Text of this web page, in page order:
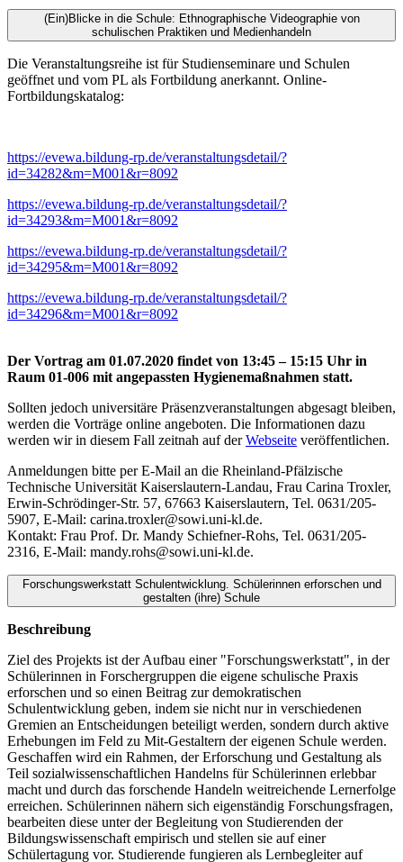
(Ein)Blicke in die Schule: Ethnographische Videographie von
schulischen Praktiken und Medienhandeln
Die Veranstaltungsreihe ist für Studienseminare und Schulen
geöffnet und vom PL als Fortbildung anerkannt. Online-
Fortbildungskatalog:
https://evewa.bildung-rp.de/veranstaltungsdetail/?
id=34282&m=M001&r=8092
https://evewa.bildung-rp.de/veranstaltungsdetail/?
id=34293&m=M001&r=8092
https://evewa.bildung-rp.de/veranstaltungsdetail/?
id=34295&m=M001&r=8092
https://evewa.bildung-rp.de/veranstaltungsdetail/?
id=34296&m=M001&r=8092
Der Vortrag am 01.07.2020 findet von 13:45 – 15:15 Uhr in
Raum 01-006 mit angepassten Hygienemaßnahmen statt.
Sollten jedoch universitäre Präsenzveranstaltungen abgesagt bleiben,
werden die Vorträge online angeboten. Die Informationen dazu
werden wir in diesem Fall zeitnah auf derWebseite veröffentlichen.
Anmeldungen bitte per E-Mail an die Rheinland-Pfälzische
Technische Universität Kaiserslautern-Landau, Frau Carina Troxler,
Erwin-Schrödinger-Str. 57, 67663 Kaiserslautern, Tel. 0631/205-
5907, E-Mail: carina.troxler@sowi.uni-kl.de.
Kontakt: Frau Prof. Dr. Mandy Schiefner-Rohs, Tel. 0631/205-
2316, E-Mail: mandy.rohs@sowi.uni-kl.de.
Forschungswerkstatt Schulentwicklung. Schülerinnen erforschen und
gestalten (ihre) Schule
Beschreibung
Ziel des Projekts ist der Aufbau einer "Forschungswerkstatt", in der
Schülerinnen in Forschergruppen die eigene schulische Praxis
erforschen und so einen Beitrag zur demokratischen
Schulentwicklung geben, indem sie nicht nur in verschiedenen
Gremien an Entscheidungen beteiligt werden, sondern durch aktive
Erhebungen im Feld zu Mit-Gestaltern der eigenen Schule werden.
Geschaffen wird ein Rahmen, der Erforschung und Gestaltung als
Teil sozialwissenschaftlichen Handelns für Schülerinnen erlebbar
macht und durch das forschende Handeln weitreichende Lernerfolge
erreichen. Schülerinnen nähern sich eigenständig Forschungsfragen,
bearbeiten diese unter der Begleitung von Studierenden der
Bildungswissenschaft empirisch und stellen sie auf einer
Schülertagung vor. Studierende fungieren als Lernbegleiter auf